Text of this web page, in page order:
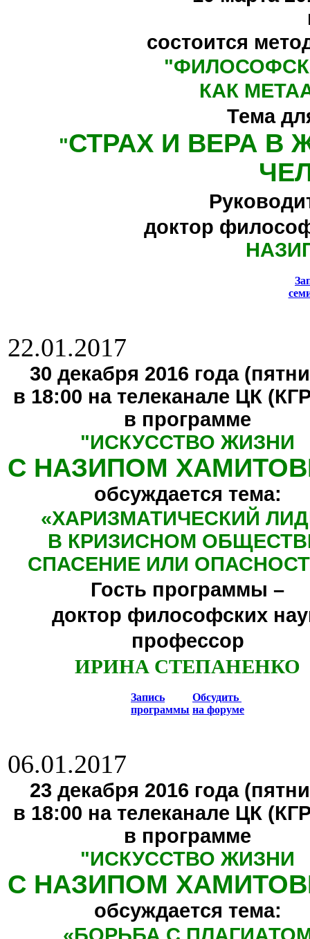
состоится
"
КАК
Тема
"СТРАХ И ВЕРА В
доктор
22.01.2017
30 декабря 2016 года
в 18:00 на телеканале ЦК
в программе
"ИСКУССТВО ЖИЗНИ
С НАЗИПОМ
обсуждается тема:
«ХАРИЗМАТИЧЕСКИЙ
В КРИЗИСНОМ
СПАСЕНИЕ ИЛИ
Гость программы –
доктор философских
профессор
ИРИНА СТЕПАНЕНКО
Запись
программы
Обсудить
на форуме
06.01.2017
23 декабря 2016 года
в 18:00 на телеканале ЦК
в программе
"ИСКУССТВО ЖИЗНИ
С НАЗИПОМ
обсуждается тема: